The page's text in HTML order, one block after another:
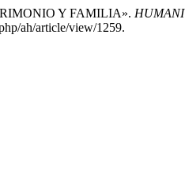
Y FAMILIA».
ah/article/view/1259.